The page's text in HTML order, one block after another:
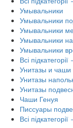
Умывальники
Умывальники
Умывальники
Умывальники
Умывальники
Всі
Унитазы и чаши
Унитазы
Унитазы
Чаши Генуя
Писсуары
Всі